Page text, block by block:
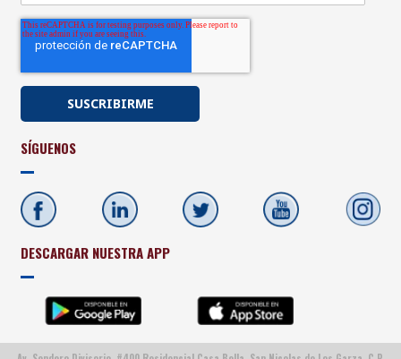
SÍGUENOS
DESCARGAR NUESTRA APP